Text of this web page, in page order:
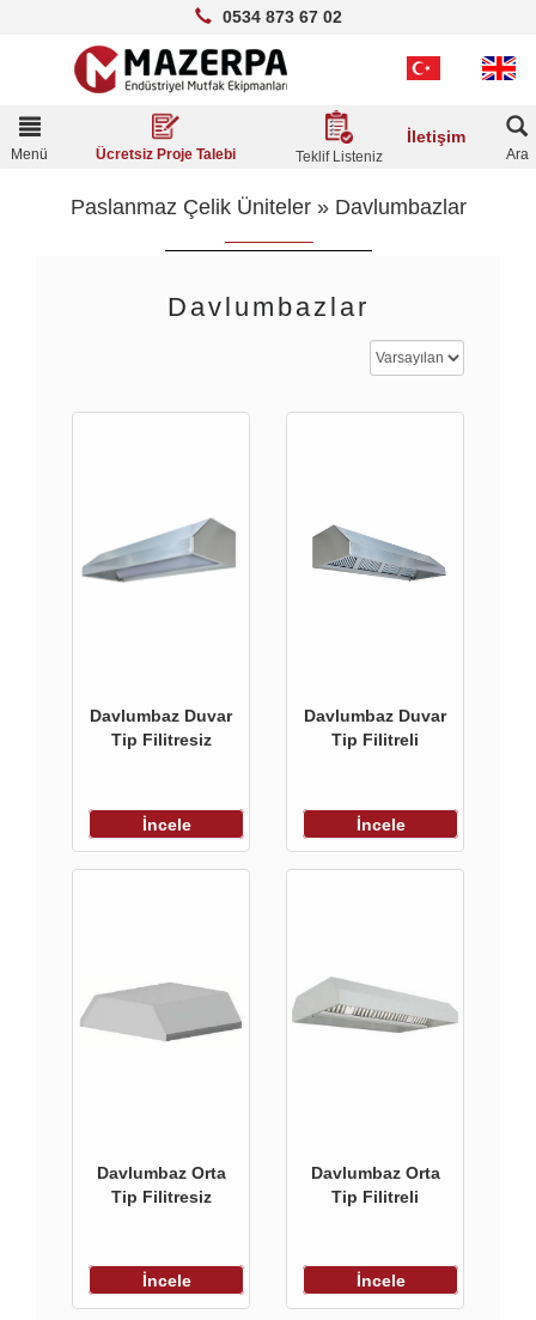
0534 873 67 02
Toggle
navigation
Menü Ücretsiz Proje Talebi Teklif Listeniz
İletişim
Ara
Paslanmaz Çelik Üniteler» Davlumbazlar
Davlumbazlar
Davlumbaz Duvar
Tip Filitresiz
İncele
Davlumbaz Duvar
Tip Filitreli
İncele
Davlumbaz Orta
Tip Filitresiz
İncele
Davlumbaz Orta
Tip Filitreli
İncele